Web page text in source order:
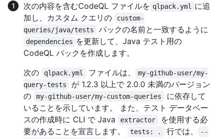
次の内容を含むCodeQL ファイルを qlpack.yml
に追
加し、カスタム クエリの
custom-
queries/java/tests
パックの名前と一致するように
dependencies を更新して、Java テスト用の
CodeQL パックを作成します。
次の
qlpack.yml ファイルは、
my-github-user/my-
query-tests
が 1.2.3 以上で 2.0.0 未満のバージョン
の
my-github-user/my-custom-queries
に依存して
いることを示しています。 また、テスト データベー
スの作成時に CLI で Java
extractor
を使用する必
要があることを宣言します。
tests: . 行では、
--